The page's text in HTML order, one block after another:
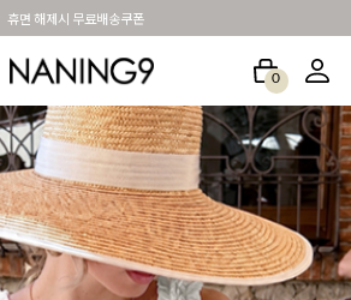
포토리뷰 - 매주 2명추첨 3만원쿠폰
0
베스트재진행 썸머여행룩 아울렛 하객&모임룩